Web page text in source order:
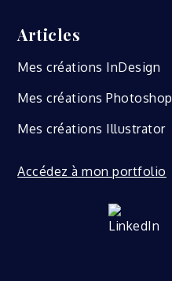
Articles
Mes créations InDesign
Mes créations Photoshop
Mes créations Illustrator
Accédez à mon portfolio